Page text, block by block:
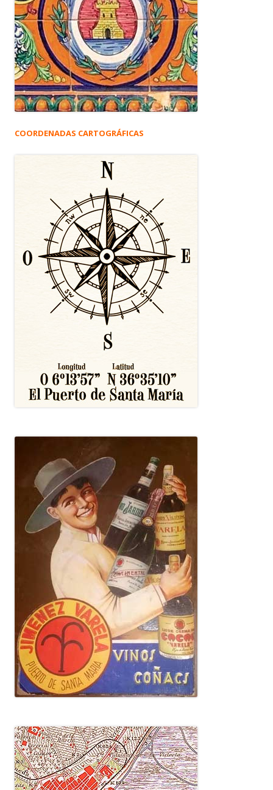
COORDENADAS CARTOGRÁFICAS